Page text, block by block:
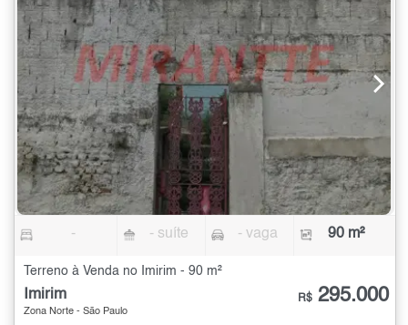
- - suíte - vaga 90 m²
Terreno à Venda no Imirim - 90 m²
Imirim
Zona Norte - São Paulo
R$ 295.000